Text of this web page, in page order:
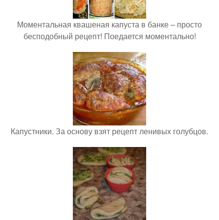
Моментальная квашеная капуста в банке – просто
бесподобный рецепт! Поедается моментально!
Капустники. За основу взят рецепт ленивых голубцов.